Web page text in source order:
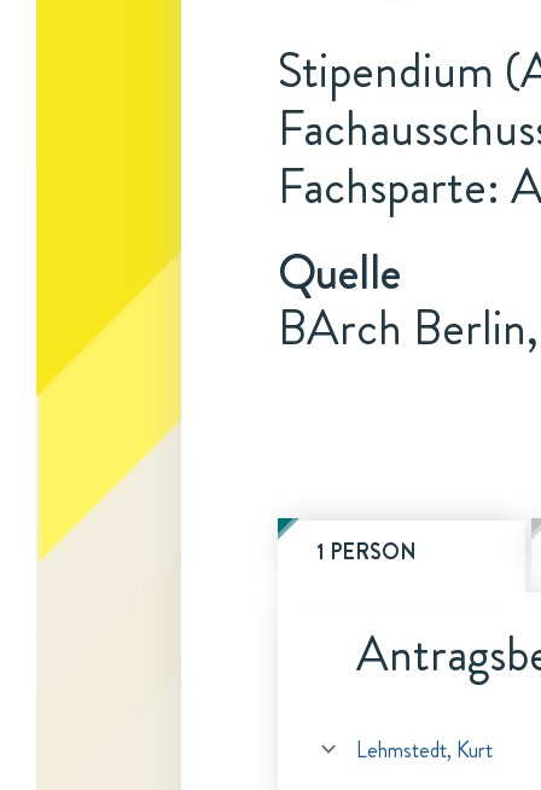
Stipendium
Fachsparte:
Quelle
BArch
1 PERSON
Lehmstedt, Kurt